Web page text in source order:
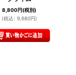
8,800円(税別)
(税込 : 9,680円)